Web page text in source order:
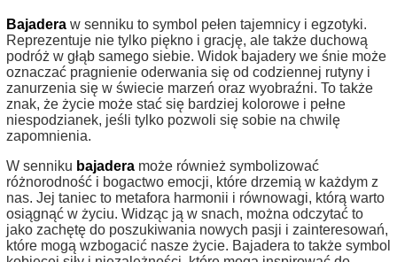
Bajadera w senniku to symbol pełen tajemnicy i egzotyki.
Reprezentuje nie tylko piękno i grację, ale także duchową
podróż w głąb samego siebie. Widok bajadery we śnie może
oznaczać pragnienie oderwania się od codziennej rutyny i
zanurzenia się w świecie marzeń oraz wyobraźni. To także
znak, że życie może stać się bardziej kolorowe i pełne
niespodzianek, jeśli tylko pozwoli się sobie na chwilę
zapomnienia.
W senniku bajadera może również symbolizować
różnorodność i bogactwo emocji, które drzemią w każdym z
nas. Jej taniec to metafora harmonii i równowagi, którą warto
osiągnąć w życiu. Widząc ją w snach, można odczytać to
jako zachętę do poszukiwania nowych pasji i zainteresowań,
które mogą wzbogacić nasze życie. Bajadera to także symbol